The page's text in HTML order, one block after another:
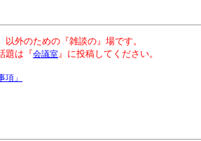
外のための『雑談の』場です。
題は『会議室』に投稿してください。
項」